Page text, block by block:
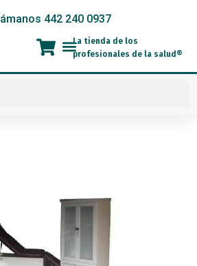
442 240 0937
Menú
La tienda de los
profesionales de la salud®